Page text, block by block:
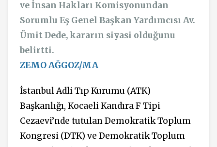
ve İnsan Hakları Komisyonundan
Sorumlu Eş Genel Başkan Yardımcısı Av.
Ümit Dede, kararın siyasi olduğunu
belirtti.
ZEMO AĞGOZ/MA
İstanbul Adli Tıp Kurumu (ATK)
Başkanlığı, Kocaeli Kandıra F Tipi
Cezaevi’nde tutulan Demokratik Toplum
Kongresi (DTK) ve Demokratik Toplum